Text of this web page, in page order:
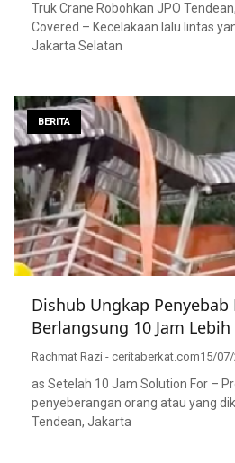
Truk Crane Robohkan JPO
Covered – Kecelakaan lalu lintas
Jakarta Selatan
BERITA
Dishub Ungkap Penyebab
Berlangsung 10 Jam Lebih
Rachmat Razi - ceritaberkat.com15/
as Setelah 10 Jam Solution For –
penyeberangan orang atau yang
Tendean, Jakarta